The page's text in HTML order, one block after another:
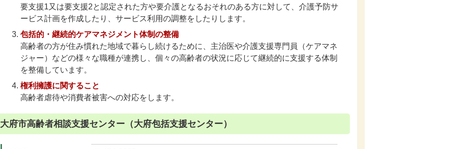
要支援1又は要支援2と認定された方や要介護となるおそれのある方に対して、介護予防サ
ービス計画を作成したり、サービス利用の調整をしたりします。
包括的・継続的ケアマネジメント体制の整備
高齢者の方が住み慣れた地域で暮らし続けるために、主治医や介護支援専門員（ケアマネ
ジャー）などの様々な職種が連携し、個々の高齢者の状況に応じて継続的に支援する体制
を整備しています。
権利擁護に関すること
高齢者虐待や消費者被害への対応をします。
大府市高齢者相談支援センター（大府包括支援センター）